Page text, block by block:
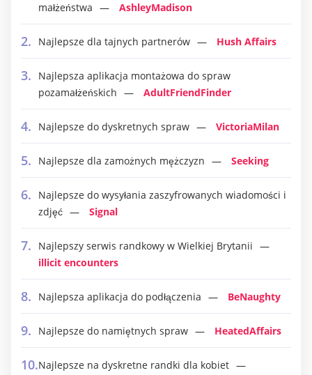
małżeństwa
AshleyMadison
Najlepsze dla tajnych partnerów Hush Affairs
Najlepsza aplikacja montażowa do spraw
pozamałżeńskich
AdultFriendFinder
Najlepsze do dyskretnych spraw VictoriaMilan
Najlepsze dla zamożnych mężczyzn Seeking
Najlepsze do wysyłania zaszyfrowanych wiadomości i
zdjęć
Signal
Najlepszy serwis randkowy w Wielkiej Brytanii
illicit encounters
Najlepsza aplikacja do podłączenia BeNaughty
Najlepsze do namiętnych spraw HeatedAffairs
Najlepsze na dyskretne randki dla kobiet